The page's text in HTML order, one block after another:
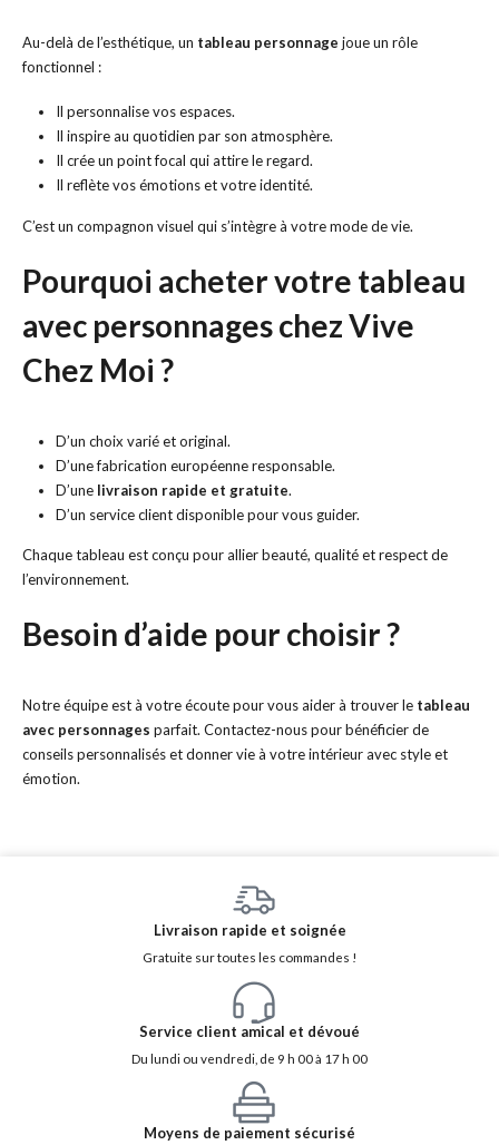
Au-delà de l’esthétique, un tableau personnage joue un rôle
fonctionnel :
Il personnalise vos espaces.
Il inspire au quotidien par son atmosphère.
Il crée un point focal qui attire le regard.
Il reflète vos émotions et votre identité.
C’est un compagnon visuel qui s’intègre à votre mode de vie.
Pourquoi acheter votre tableau
avec personnages chez Vive
Chez Moi ?
D’un choix varié et original.
D’une fabrication européenne responsable.
D’une livraison rapide et gratuite.
D’un service client disponible pour vous guider.
Chaque tableau est conçu pour allier beauté, qualité et respect de
l’environnement.
Besoin d’aide pour choisir ?
Notre équipe est à votre écoute pour vous aider à trouver le tableau
avec personnages parfait. Contactez-nous pour bénéficier de
conseils personnalisés et donner vie à votre intérieur avec style et
émotion.
Livraison rapide et soignée
Gratuite sur toutes les commandes !
Service client amical et dévoué
Du lundi ou vendredi, de 9 h 00 à 17 h 00
Moyens de paiement sécurisé